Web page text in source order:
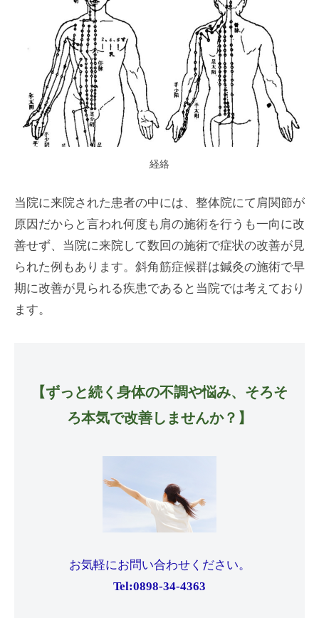
経絡
当院に来院された患者の中には、整体院にて肩関節が
原因だからと言われ何度も肩の施術を行うも一向に改
善せず、当院に来院して数回の施術で症状の改善が見
られた例もあります。斜角筋症候群は鍼灸の施術で早
期に改善が見られる疾患であると当院では考えており
ます。
【ずっと続く身体の不調や悩み、そろそ
ろ本気で改善しませんか？】
お気軽にお問い合わせください。
Tel:0898-34-4363